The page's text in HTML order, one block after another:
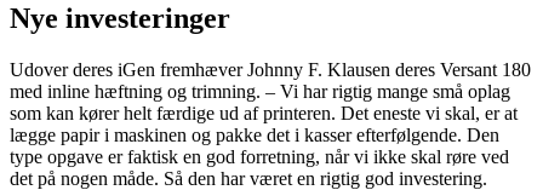
Nye investeringer
Udover deres iGen fremhæver Johnny F. Klausen deres Versant 180
med inline hæftning og trimning. – Vi har rigtig mange små oplag
som kan kører helt færdige ud af printeren. Det eneste vi skal, er at
lægge papir i maskinen og pakke det i kasser efterfølgende. Den
type opgave er faktisk en god forretning, når vi ikke skal røre ved
det på nogen måde. Så den har været en rigtig god investering.